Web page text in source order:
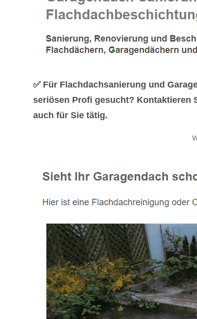
✅ Für Flachdachsanierung und
seriösen Profi gesucht? Kontaktieren
auch für Sie tätig.